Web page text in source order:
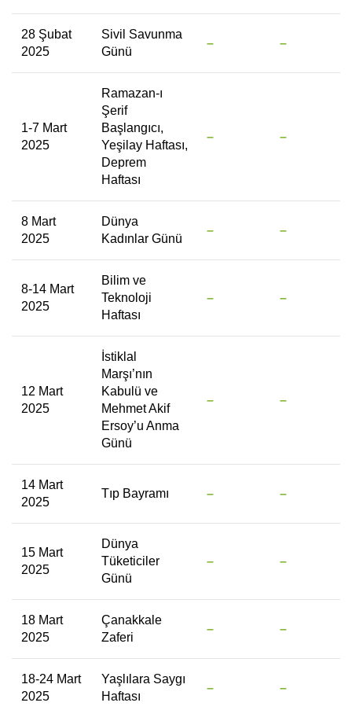
28 Şubat
2025
Sivil Savunma
Günü
– –
1-7 Mart
2025
Ramazan-ı
Şerif
Başlangıcı,
Yeşilay Haftası,
Deprem
Haftası
– –
8 Mart
2025
Dünya
Kadınlar Günü
– –
8-14 Mart
2025
Bilim ve
Teknoloji
Haftası
– –
12 Mart
2025
İstiklal
Marşı’nın
Kabulü ve
Mehmet Akif
Ersoy’u Anma
Günü
– –
14 Mart
2025
Tıp Bayramı – –
15 Mart
2025
Dünya
Tüketiciler
Günü
– –
18 Mart
2025
Çanakkale
Zaferi
– –
18-24 Mart
2025
Yaşlılara Saygı
Haftası
– –